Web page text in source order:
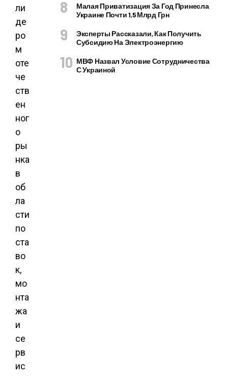
ли
де
ро
м
оте
че
ств
ен
ног
о
ры
нка
в
об
ла
сти
по
ста
во
к,
мо
нта
жа
и
се
рв
ис
Малая Приватизация За Год Принесла
Украине Почти 1,5 Млрд Грн
Эксперты Рассказали, Как Получить
Субсидию На Электроэнергию
МВФ Назвал Условие Сотрудничества
С Украиной